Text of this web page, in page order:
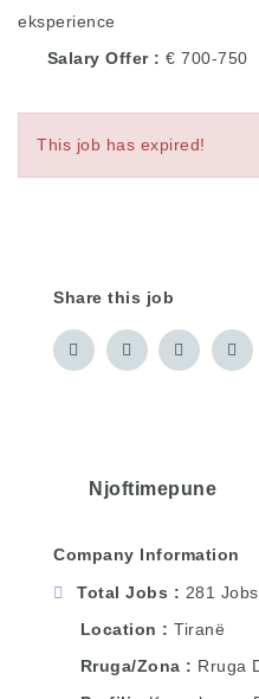
eksperience
Salary Offer
€ 700-750
This job has expired!
Share this job
Njoftimepune
Company Information
Total Jobs
281 Jobs
Location
Tiranë
Rruga/Zona
Rruga